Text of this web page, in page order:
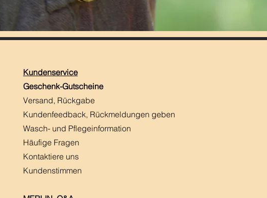
Kundenservice
Geschenk-Gutscheine
Versand, Rückgabe
Kundenfeedback, Rückmeldungen ​ geben
Wasch- und Pflegeinformation
Häufige Fragen
Kontaktiere uns
Kundenstimmen